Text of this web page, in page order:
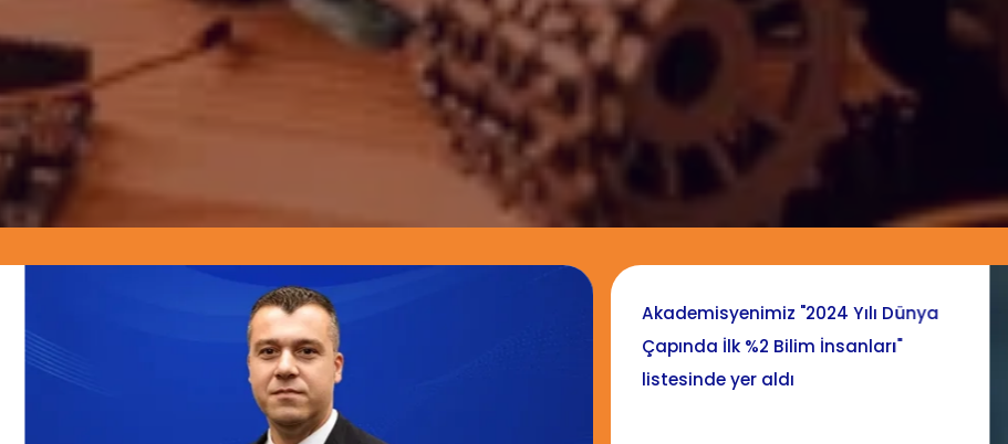
Akademisyenimiz Dr. Öğr. Üyesi
Esma Dirican Erdal'a TÜBİTAK
Desteği